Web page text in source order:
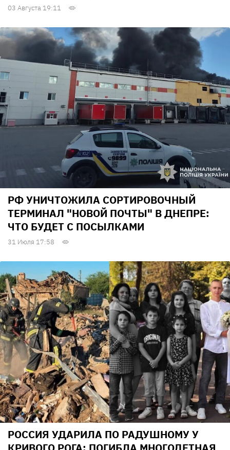
03 Августа 19:11
РФ УНИЧТОЖИЛА СОРТИРОВОЧНЫЙ
ТЕРМИНАЛ "НОВОЙ ПОЧТЫ" В ДНЕПРЕ:
ЧТО БУДЕТ С ПОСЫЛКАМИ
31 Июля 17:58
РОССИЯ УДАРИЛА ПО РАДУШНОМУ У